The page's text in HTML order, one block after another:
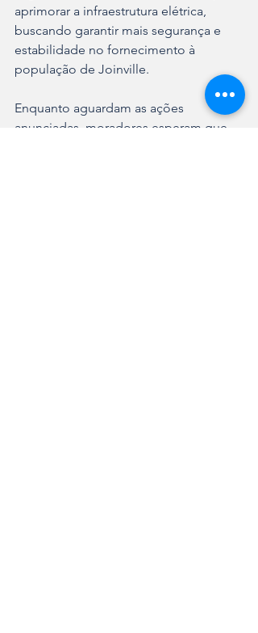
aprimorar a infraestrutura elétrica,
buscando garantir mais segurança e
estabilidade no fornecimento à
população de Joinville.
Enquanto aguardam as ações
anunciadas, moradores esperam que